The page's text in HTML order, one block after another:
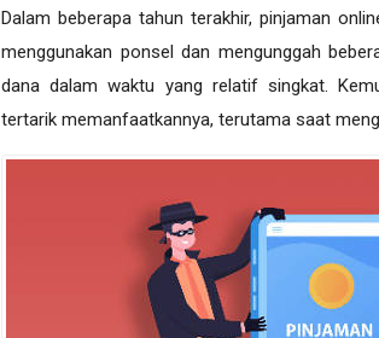
Dalam beberapa tahun terakhir, pinjaman
menggunakan ponsel dan mengunggah
dana dalam waktu yang relatif singkat.
tertarik memanfaatkannya, terutama saat